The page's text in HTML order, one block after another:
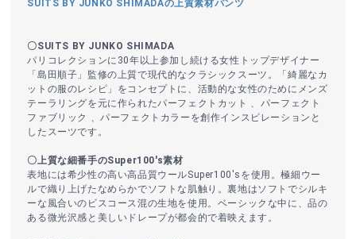
SUITS BY JUNKO SHIMADAの上質素材パンツ
〇SUITS BY JUNKO SHIMADA
パリコレクションに30年以上参加し続ける女性トップデザイナー
「島田順子」監修の上質で現代的なクラシックスーツ。「綺麗なカ
ットの服のレシピ」をコンセプトに、活動的な女性のためにメンズ
テーラリングを元に作られたパーフェクトカット 、パーフェクト
ファブリック 、パーフェクトカラーを創作インスピレーションと
したスーツです。
〇上質な細番手のSuper100′s素材
表地には希少性の高い高品質ウールSuper100′sを使用。極細ウー
ルで織り上げたなめらかでソフトな肌触り。裏地はソフトでシルキ
ーな風合いのビスコース混の生地を使用。ベーシックな中に、品の
ある微光沢感と美しいドレープが都会的で着映えます。